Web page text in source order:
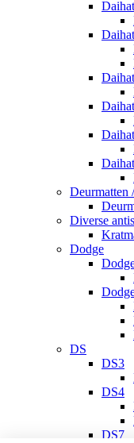
Deurmatten
Diverse
Dodge
DS
DS3
DS4
DS7